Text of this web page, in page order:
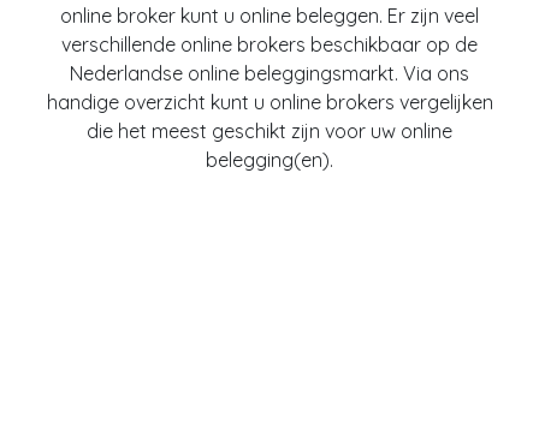
online broker kunt u online beleggen. Er zijn veel
verschillende online brokers beschikbaar op de
Nederlandse online beleggingsmarkt. Via ons
handige overzicht kunt u online brokers vergelijken
die het meest geschikt zijn voor uw online
belegging(en).